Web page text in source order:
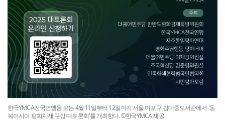
한국YMCA전국연맹은 오는 4월 11일부터 12일까지 서울 마포구 김대중도서관에서 '동
북아시아 평화체제 구상 대토론회'를 개최한다. ©한국YMCA 제공